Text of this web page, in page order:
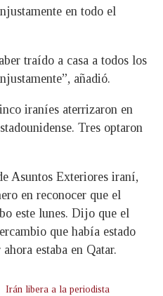
en todo el
traído a casa a todos los
añadió.
iraníes aterrizaron en
Tres optaron
Asuntos Exteriores iraní,
en reconocer que el
este lunes. Dijo que el
que había estado
estaba en Qatar.
Irán libera a la periodista